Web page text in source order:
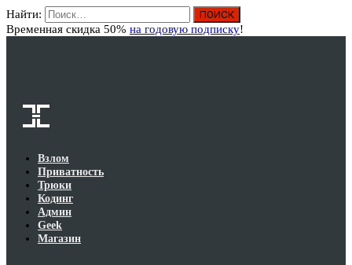
Найти:
Временная скидка 50% на годовую подписку!
Взлом
Приватность
Трюки
Кодинг
Админ
Geek
Магазин